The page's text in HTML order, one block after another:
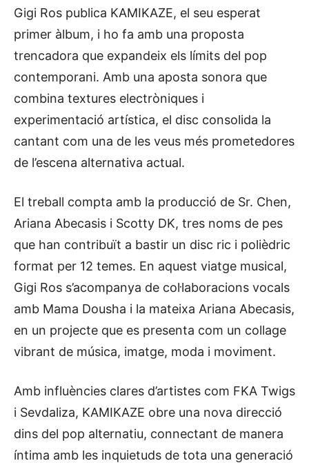
Gigi Ros publica KAMIKAZE, el seu esperat
primer àlbum, i ho fa amb una proposta
trencadora que expandeix els límits del pop
contemporani. Amb una aposta sonora que
combina textures electròniques i
experimentació artística, el disc consolida la
cantant com una de les veus més prometedores
de l’escena alternativa actual.
El treball compta amb la producció de Sr. Chen,
Ariana Abecasis i Scotty DK, tres noms de pes
que han contribuït a bastir un disc ric i polièdric
format per 12 temes. En aquest viatge musical,
Gigi Ros s’acompanya de col·laboracions vocals
amb Mama Dousha i la mateixa Ariana Abecasis,
en un projecte que es presenta com un collage
vibrant de música, imatge, moda i moviment.
Amb influències clares d’artistes com FKA Twigs
i Sevdaliza, KAMIKAZE obre una nova direcció
dins del pop alternatiu, connectant de manera
íntima amb les inquietuds de tota una generació